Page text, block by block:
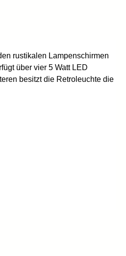
rustikalen Lampenschirmen
über vier 5 Watt LED
besitzt die Retroleuchte die